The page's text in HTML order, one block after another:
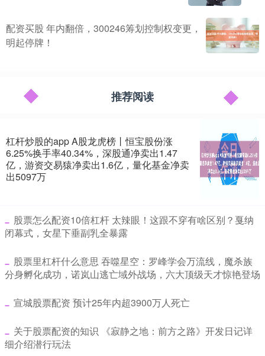
配资买股 年内翻倍，300246筹划控制权变更，
明起停牌！
推荐阅读
杠杆炒股的app A股龙虎榜丨恒宝股份涨
6.25%换手率40.34%，深股通净卖出1.47
亿，游资交易猿净卖出1.6亿，量化基金净卖
出5097万
​股票怎么配资10倍杠杆 太辣眼！这跟不穿有啥区别？戛纳
闭幕式，女星下垂副乳全暴露
​股票里杠杆什么意思 吞噬星空：罗峰学会万流线，魔杀族
分身孵化成功，诺岚山逃亡域外战场，六大顶级天才惊艳登场
​宣城股票配资 预计25年内超3900万人死亡
​关于股票配资的知识 《寂静之地：前方之路》开发日记详
细介绍潜行玩法